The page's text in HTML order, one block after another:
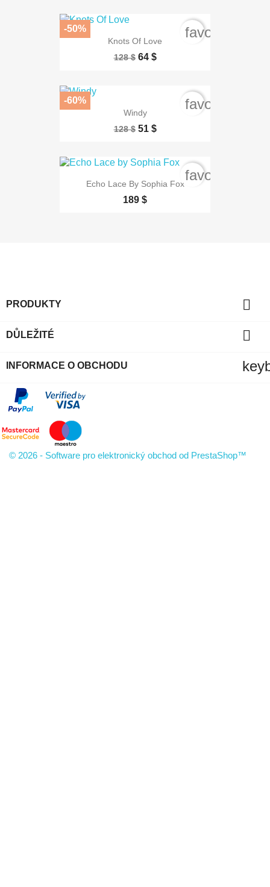
Knots Of Love
128 $ 64 $
-50%
Windy
128 $ 51 $
-60%
Echo Lace By Sophia Fox
189 $
PRODUKTY 
DŮLEŽITÉ 
INFORMACE O OBCHODU
© 2026 - Software pro elektronický obchod od PrestaShop™